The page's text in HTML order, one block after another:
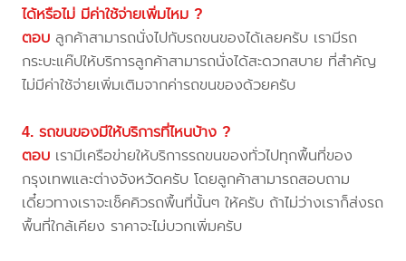
ได้หรือไม่ มีค่าใช้จ่ายเพิ่มไหม ?
ตอบ ลูกค้าสามารถนั่งไปกับรถขนของได้เลยครับ เรามีรถ
กระบะแค๊ปให้บริการลูกค้าสามารถนั่งได้สะดวกสบาย ที่สำคัญ
ไม่มีค่าใช้จ่ายเพิ่มเติมจากค่ารถขนของด้วยครับ
4. รถขนของมีให้บริการที่ไหนบ้าง ?
ตอบ เรามีเครือข่ายให้บริการรถขนของทั่วไปทุกพื้นที่ของ
กรุงเทพและต่างจังหวัดครับ โดยลูกค้าสามารถสอบถาม
เดี๋ยวทางเราจะเช็คคิวรถพื้นที่นั้นๆ ให้ครับ ถ้าไม่ว่างเราก็ส่งรถ
พื้นที่ใกล้เคียง ราคาจะไม่บวกเพิ่มครับ